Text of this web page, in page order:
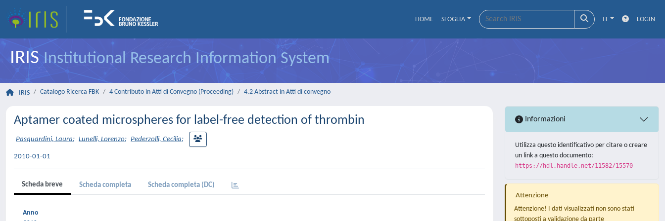
HOME SFOGLIA IT LOGIN
IRISInstitutional Research Information System
IRIS Catalogo Ricerca FBK 4 Contributo in Atti di Convegno (Proceeding) 4.2 Abstract in Atti di convegno
Aptamer coated microspheres for label-free detection of thrombin
Pasquardini, Laura; Lunelli, Lorenzo; Pederzolli, Cecilia;
2010-01-01
Scheda breve Scheda completa Scheda completa (DC)
Anno
Informazioni
Utilizza questo identificativo per citare o creare
un link a questo documento:
https://hdl.handle.net/11582/15570
Attenzione
Attenzione! I dati visualizzati non sono stati
sottoposti a validazione da parte